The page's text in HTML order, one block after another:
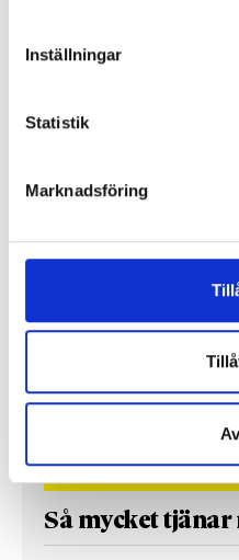
Inställningar
Statistik
Marknadsföring
Lönerna –
Så mycket tjänar vi –
Så mycket